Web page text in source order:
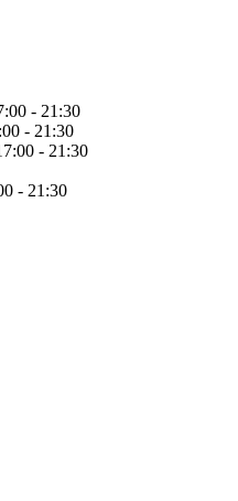
- 21:30
- 21:30
- 21:30
- 21:30